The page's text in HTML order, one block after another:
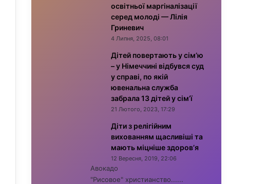
освітньої маргіналізації
серед молоді — Лілія
Гриневич
4 Липня, 2025, 08:01
Дітей повертають у сім’ю
– у Німеччині відбувся суд
у справі, по якій
ювенальна служба
забрала 13 дітей у сім’ї
21 Лютого, 2023, 17:29
Діти з релігійним
вихованням щасливіші та
мають міцніше здоров’я
12 Вересня, 2019, 22:06
Авокадо
"Рисовое" христианство......